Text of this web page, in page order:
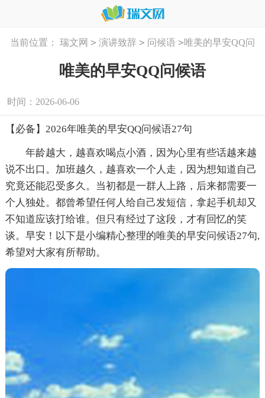
当前位置： 瑞文网 > 演讲致辞 > 问候语 >唯美的早安QQ问
候语
唯美的早安QQ问候语
时间：2026-06-06
【必备】2026年唯美的早安QQ问候语27句
年龄越大，越喜欢喝点小酒，因为心里有些话越来越
说不出口。加班越久，越喜欢一个人走，因为想知道自己
究竟还能忍受多久。当初都是一群人上路，后来都需要一
个人独处。都曾希望任何人给自己发短信，拿起手机却又
不知道应该打给谁。但只有经过了这段，才有回忆的笑
谈。早安！以下是小编精心整理的唯美的早安问候语27句,
希望对大家有所帮助。